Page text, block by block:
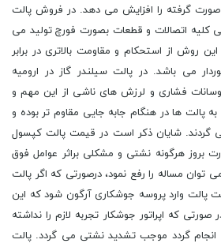
گرفته را افزایش می دهد. در فروش پالت
کلیه اتصالات و قطعات بصورت فورچ تولید می
روش از استحکام و مقاومت بالاتری در برابر
می باشد. در پالت سیلندر گاز در ارومیه
فشاری و لرزش های ناشی از این مهم و
پالت ها در هنگام جابه جایی مقاوم تر بوده و
گردند. شایان ذکر است در قیمت پالت کپسول
بروز هرگونه نشتی و مشکلی براثر عوامل فوق
توان مساله را رفع نمود، درصورتی که اگر پالت
پالت وارد پروسه جوشکاری آرگون شود که این
صورتی که اپراتور جوشکار تجربه لازم را نداشته
انجام گردد موجب تشدید نشتی می گردد. پالت